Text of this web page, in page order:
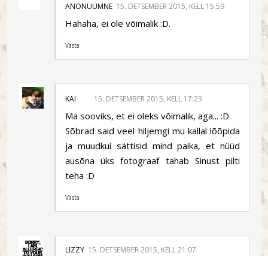
ANONÜÜMNE 15. DETSEMBER 2015, KELL 15:59
Hahaha, ei ole võimalik :D.
Vasta
KAI 15. DETSEMBER 2015, KELL 17:23
Ma sooviks, et ei oleks võimalik, aga... :D
Sõbrad said veel hiljemgi mu kallal lõõpida
ja muudkui sättisid mind paika, et nüüd
ausõna üks fotograaf tahab Sinust pilti
teha :D
Vasta
LIZZY 15. DETSEMBER 2015, KELL 21:07